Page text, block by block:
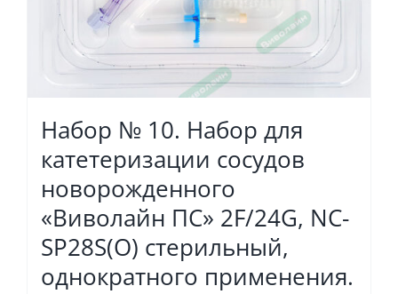
Набор № 10. Набор для
катетеризации сосудов
новорожденного
«Виволайн ПС» 2F/24G, NC-
SP28S(O) стерильный,
однократного применения.